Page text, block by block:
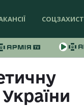
СОЦЗАХИСТ